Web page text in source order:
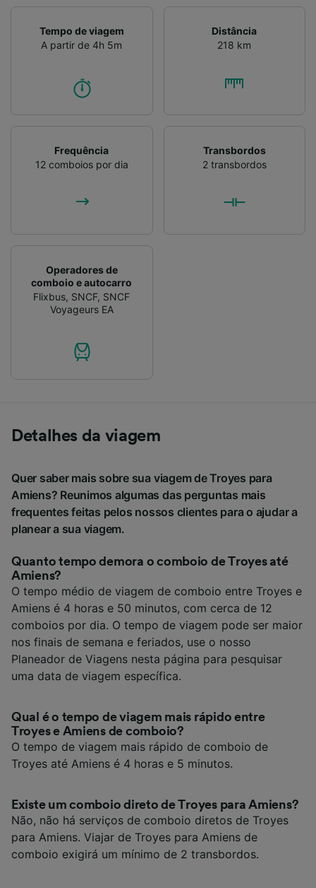
Tempo de viagem
A partir de 4h 5m
Distância
218 km
Frequência
12 comboios por dia
Transbordos
2 transbordos
Operadores de
comboio e autocarro
Flixbus, SNCF, SNCF
Voyageurs EA
Detalhes da viagem
Quer saber mais sobre sua viagem de Troyes para
Amiens? Reunimos algumas das perguntas mais
frequentes feitas pelos nossos clientes para o ajudar a
planear a sua viagem.
Quanto tempo demora o comboio de Troyes até
Amiens?
O tempo médio de viagem de comboio entre Troyes e
Amiens é 4 horas e 50 minutos, com cerca de 12
comboios por dia. O tempo de viagem pode ser maior
nos finais de semana e feriados, use o nosso
Planeador de Viagens nesta página para pesquisar
uma data de viagem específica.
Qual é o tempo de viagem mais rápido entre
Troyes e Amiens de comboio?
O tempo de viagem mais rápido de comboio de
Troyes até Amiens é 4 horas e 5 minutos.
Existe um comboio direto de Troyes para Amiens?
Não, não há serviços de comboio diretos de Troyes
para Amiens. Viajar de Troyes para Amiens de
comboio exigirá um mínimo de 2 transbordos.